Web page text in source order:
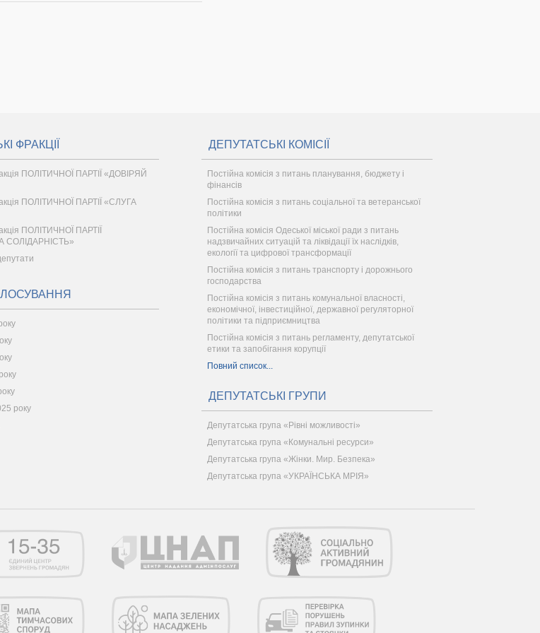
ФРАКЦІЇ
ПОЛІТИЧНОЇ ПАРТІЇ «ДОВІРЯЙ
ПОЛІТИЧНОЇ ПАРТІЇ «СЛУГА
ПОЛІТИЧНОЇ ПАРТІЇ
року
ДЕПУТАТСЬКІ КОМІСІЇ
Постійна комісія з питань планування, бюджету і
фінансів
Постійна комісія з питань соціальної та ветеранської
політики
Постійна комісія Одеської міської ради з питань
надзвичайних ситуацій та ліквідації їх наслідків,
екології та цифрової трансформації
Постійна комісія з питань транспорту і дорожнього
господарства
Постійна комісія з питань комунальної власності,
економічної, інвестиційної, державної регуляторної
політики та підприємництва
Постійна комісія з питань регламенту, депутатської
етики та запобігання корупції
Повний список...
ДЕПУТАТСЬКІ ГРУПИ
Депутатська група «Рівні можливості»
Депутатська група «Комунальні ресурси»
Депутатська група «Жінки. Мир. Безпека»
Депутатська група «УКРАЇНСЬКА МРІЯ»